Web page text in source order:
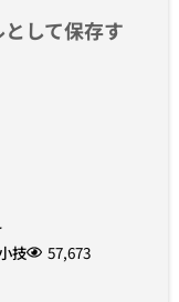
して保存す
技 57,673